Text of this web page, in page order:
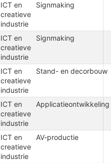
ICT en
creatieve
industrie
Signmaking
ICT en
creatieve
industrie
Signmaking
ICT en
creatieve
industrie
Stand- en decorbouw
ICT en
creatieve
industrie
Applicatieontwikkeling
ICT en
creatieve
industrie
AV-productie